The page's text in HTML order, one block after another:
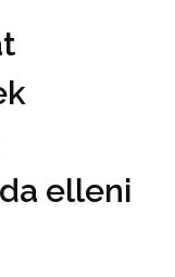
elleni